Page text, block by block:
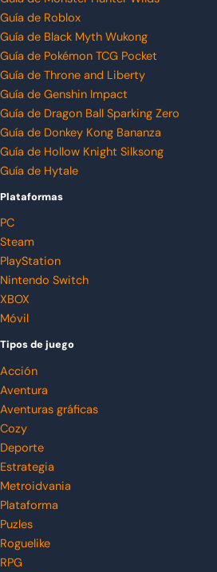
Guía de Roblox
Guía de Black Myth Wukong
Guía de Pokémon TCG Pocket
Guía de Throne and Liberty
Guía de Genshin Impact
Guía de Dragon Ball Sparking Zero
Guía de Donkey Kong Bananza
Guía de Hollow Knight Silksong
Guía de Hytale
Plataformas
PC
Steam
PlayStation
Nintendo Switch
XBOX
Móvil
Tipos de juego
Acción
Aventura
Aventuras gráficas
Cozy
Deporte
Estrategia
Metroidvania
Plataforma
Puzles
Roguelike
RPG